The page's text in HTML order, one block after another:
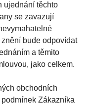
ujednání těchto
se zavazují
bude odpovídat
a těmito
jako celkem.
obchodních
Zákazníka